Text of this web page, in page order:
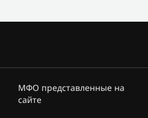
МФО представленные на
сайте